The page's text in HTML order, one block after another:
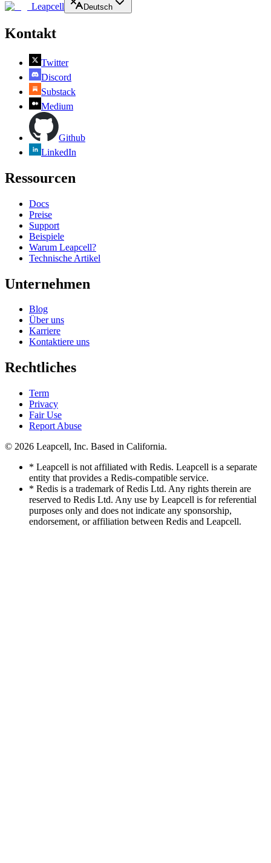
Leapcell Deutsch
Kontakt
Twitter
Discord
Substack
Medium
Github
LinkedIn
Ressourcen
Docs
Preise
Support
Beispiele
Warum Leapcell?
Technische Artikel
Unternehmen
Blog
Über uns
Karriere
Kontaktiere uns
Rechtliches
Term
Privacy
Fair Use
Report Abuse
© 2026 Leapcell, Inc. Based in California.
* Leapcell is not affiliated with Redis. Leapcell is a separate
entity that provides a Redis-compatible service.
* Redis is a trademark of Redis Ltd. Any rights therein are
reserved to Redis Ltd. Any use by Leapcell is for referential
purposes only and does not indicate any sponsorship,
endorsement, or affiliation between Redis and Leapcell.